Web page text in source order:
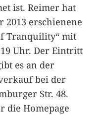
ist. Reimer hat
2013 erschienene
Tranquility“ mit
Uhr. Der Eintritt
es an der
bei der
Str. 48.
die Homepage